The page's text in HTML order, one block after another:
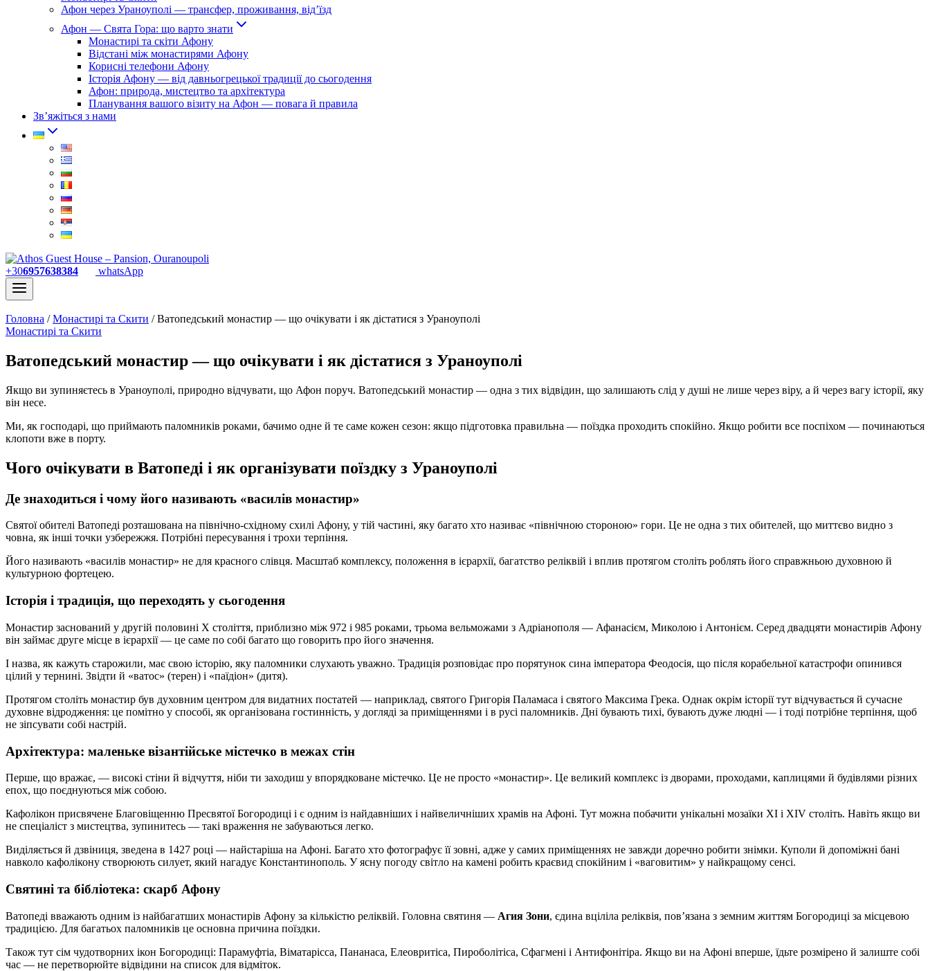
Афон через Ураноуполі — трансфер, проживання, від’їзд
Афон — Свята Гора: що варто знати
Монастирі та скіти Афону
Відстані між монастирями Афону
Корисні телефони Афону
Історія Афону — від давньогрецької традиції до сьогодення
Афон: природа, мистецтво та архітектура
Планування вашого візиту на Афон — повага й правила
Зв’яжіться з нами
+306957638384 whatsApp
Головна / Монастирі та Скити / Ватопедський монастир — що очікувати і як дістатися з Ураноуполі
Монастирі та Скити
Ватопедський монастир — що очікувати і як дістатися з Ураноуполі
Якщо ви зупиняєтесь в Ураноуполі, природно відчувати, що Афон поруч. Ватопедський монастир — одна з тих відвідин, що залишають слід у душі не лише через віру, а й через вагу історії, яку
він несе.
Ми, як господарі, що приймають паломників роками, бачимо одне й те саме кожен сезон: якщо підготовка правильна — поїздка проходить спокійно. Якщо робити все поспіхом — починаються
клопоти вже в порту.
Чого очікувати в Ватопеді і як організувати поїздку з Ураноуполі
Де знаходиться і чому його називають «василів монастир»
Святої обителі Ватопеді розташована на північно-східному схилі Афону, у тій частині, яку багато хто називає «північною стороною» гори. Це не одна з тих обителей, що миттєво видно з
човна, як інші точки узбережжя. Потрібні пересування і трохи терпіння.
Його називають «василів монастир» не для красного слівця. Масштаб комплексу, положення в ієрархії, багатство реліквій і вплив протягом століть роблять його справжньою духовною й
культурною фортецею.
Історія і традиція, що переходять у сьогодення
Монастир заснований у другій половині X століття, приблизно між 972 і 985 роками, трьома вельможами з Адріанополя — Афанасієм, Миколою і Антонієм. Серед двадцяти монастирів Афону
він займає друге місце в ієрархії — це саме по собі багато що говорить про його значення.
І назва, як кажуть старожили, має свою історію, яку паломники слухають уважно. Традиція розповідає про порятунок сина імператора Феодосія, що після корабельної катастрофи опинився
цілий у тернині. Звідти й «ватос» (терен) і «паїдіон» (дитя).
Протягом століть монастир був духовним центром для видатних постатей — наприклад, святого Григорія Паламаса і святого Максима Грека. Однак окрім історії тут відчувається й сучасне
духовне відродження: це помітно у способі, як організована гостинність, у догляді за приміщеннями і в русі паломників. Дні бувають тихі, бувають дуже людні — і тоді потрібне терпіння, щоб
не зіпсувати собі настрій.
Архітектура: маленьке візантійське містечко в межах стін
Перше, що вражає, — високі стіни й відчуття, ніби ти заходиш у впорядковане містечко. Це не просто «монастир». Це великий комплекс із дворами, проходами, каплицями й будівлями різних
епох, що поєднуються між собою.
Кафолікон присвячене Благовіщенню Пресвятої Богородиці і є одним із найдавніших і найвеличніших храмів на Афоні. Тут можна побачити унікальні мозаїки XI і XIV століть. Навіть якщо ви
не спеціаліст з мистецтва, зупинитесь — такі враження не забуваються легко.
Виділяється й дзвіниця, зведена в 1427 році — найстаріша на Афоні. Багато хто фотографує її зовні, адже у самих приміщеннях не завжди доречно робити знімки. Куполи й допоміжні бані
навколо кафолікону створюють силует, який нагадує Константинополь. У ясну погоду світло на камені робить краєвид спокійним і «ваговитим» у найкращому сенсі.
Святині та бібліотека: скарб Афону
Ватопеді вважають одним із найбагатших монастирів Афону за кількістю реліквій. Головна святиня — Агия Зони, єдина вціліла реліквія, пов’язана з земним життям Богородиці за місцевою
традицією. Для багатьох паломників це основна причина поїздки.
Також тут сім чудотворних ікон Богородиці: Парамуфтіа, Віматарісса, Пананаса, Елеовритіса, Пироболітіса, Сфагмені і Антифонітіра. Якщо ви на Афоні вперше, їдьте розмірено й залиште собі
час — не перетворюйте відвідини на список для відміток.